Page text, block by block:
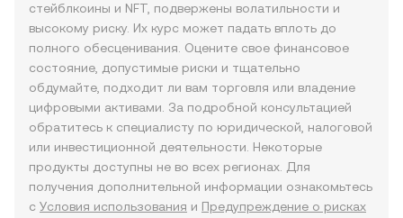
стейблкоины и NFT, подвержены волатильности и
высокому риску. Их курс может падать вплоть до
полного обесценивания. Оцените свое финансовое
состояние, допустимые риски и тщательно
обдумайте, подходит ли вам торговля или владение
цифровыми активами. За подробной консультацией
обратитесь к специалисту по юридической, налоговой
или инвестиционной деятельности. Некоторые
продукты доступны не во всех регионах. Для
получения дополнительной информации ознакомьтесь
с Условия использования и Предупреждение о рисках